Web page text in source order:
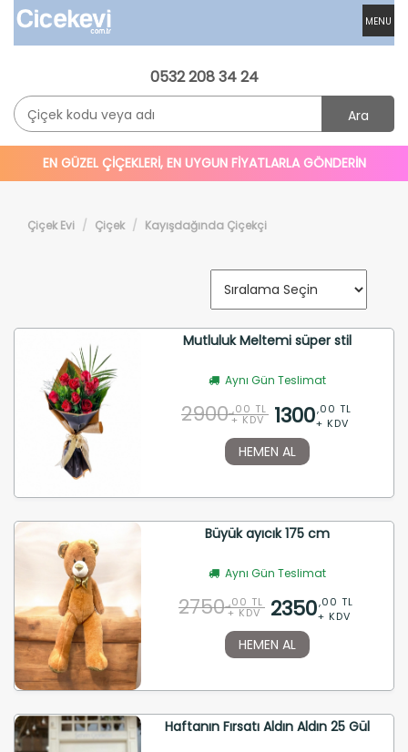
MENU
0532 208 34 24
Ara
EN GÜZEL ÇİÇEKLERİ, EN UYGUN FİYATLARLA GÖNDERİN
Çiçek Evi Çiçek Kayışdağında Çiçekçi
Mutluluk Meltemi süper stil
Aynı Gün Teslimat
2900 ,00 TL
+ KDV 1300,00 TL
+ KDV
HEMEN AL
Büyük ayıcık 175 cm
Aynı Gün Teslimat
2750 ,00 TL
+ KDV 2350,00 TL
+ KDV
HEMEN AL
Haftanın Fırsatı Aldın Aldın 25 Gül